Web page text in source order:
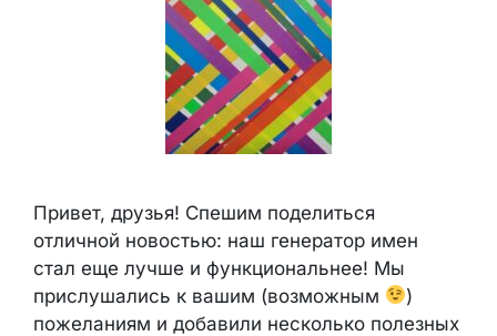
Привет, друзья! Спешим поделиться
отличной новостью: наш генератор имен
стал еще лучше и функциональнее! Мы
прислушались к вашим (возможным
)
пожеланиям и добавили несколько полезных